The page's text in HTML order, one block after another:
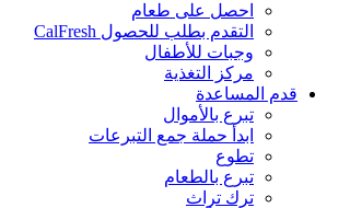
احصل على طعام
التقدم بطلب للحصول CalFresh
وجبات للأطفال
مركز التغذية
قدم المساعدة
تبرع بالأموال
ابدأ حملة جمع التبرعات
تطوع
تبرع بالطعام
ترك تراث